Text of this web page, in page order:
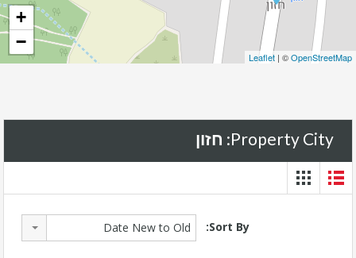
+
−
Leaflet | ©OpenStreetMap
Property City: חזון
Sort By:
Date New to Old